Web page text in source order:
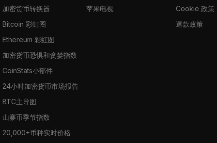
加密货币转换器
Bitcoin 彩虹图
Ethereum 彩虹图
加密货币恐惧和贪婪指数
CoinStats小部件
24小时加密货币市场报告
BTC主导图
山寨币季节指数
20,000+币种实时价格
苹果电视
Cookie 政策
退款政策